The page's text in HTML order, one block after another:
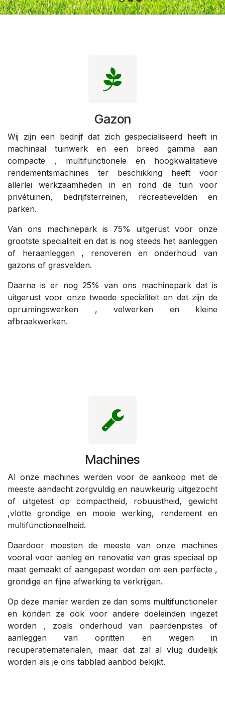
Gazon
Wij zijn een bedrijf dat zich gespecialiseerd heeft in
machinaal tuinwerk en een breed gamma aan
compacte , multifunctionele en hoogkwalitatieve
rendementsmachines ter beschikking heeft voor
allerlei werkzaamheden in en rond de tuin voor
privétuinen, bedrijfsterreinen, recreatievelden en
parken.
Van ons machinepark is 75% uitgerust voor onze
grootste specialiteit en dat is nog steeds het aanleggen
of heraanleggen , renoveren en onderhoud van
gazons of grasvelden.
Daarna is er nog 25% van ons machinepark dat is
uitgerust voor onze tweede specialiteit en dat zijn de
opruimingswerken , velwerken en kleine
afbraakwerken.
Machines
Al onze machines werden voor de aankoop met de
meeste aandacht zorgvuldig en nauwkeurig uitgezocht
of uitgetest op compactheid, robuustheid, gewicht
,vlotte grondige en mooie werking, rendement en
multifunctioneelheid.
Daardoor moesten de meeste van onze machines
vooral voor aanleg en renovatie van gras speciaal op
maat gemaakt of aangepast worden om een perfecte ,
grondige en fijne afwerking te verkrijgen.
Op deze manier werden ze dan soms multifunctioneler
en konden ze ook voor andere doeleinden ingezet
worden , zoals onderhoud van paardenpistes of
aanleggen van opritten en wegen in
recuperatiematerialen, maar dat zal al vlug duidelijk
worden als je ons tabblad aanbod bekijkt.